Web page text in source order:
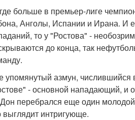
больше в премьер-лиге
Анголы, Испании и Ирана. И
то у "Ростова" -
до конца, так
упомянутый азмун, числившийся
- основной нападающий, и
перебрался еще один
выглядит интригующе.